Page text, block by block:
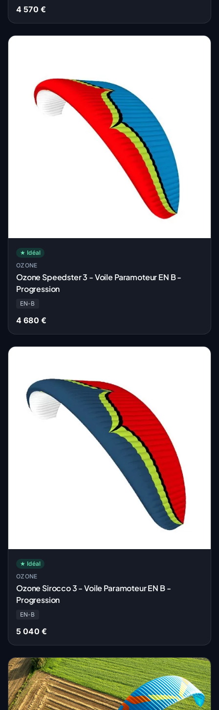
4 570 €
★ Idéal
OZONE
Ozone Speedster 3 - Voile Paramoteur EN B -
Progression
EN-B
4 680 €
★ Idéal
OZONE
Ozone Sirocco 3 - Voile Paramoteur EN B -
Progression
EN-B
5 040 €